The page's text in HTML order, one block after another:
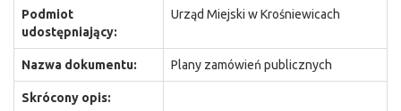
Podmiot
udostępniający:
Urząd Miejski w Krośniewicach
Nazwa dokumentu: Plany zamówień publicznych
Skrócony opis: